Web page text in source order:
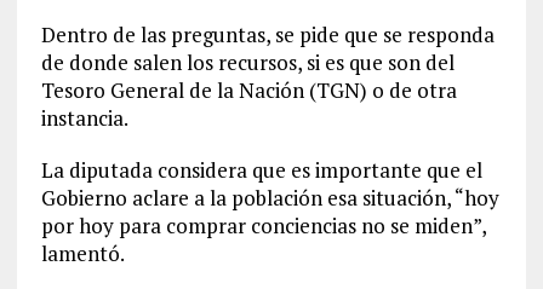
Dentro de las preguntas, se pide que se responda
de donde salen los recursos, si es que son del
Tesoro General de la Nación (TGN) o de otra
instancia.
La diputada considera que es importante que el
Gobierno aclare a la población esa situación, “hoy
por hoy para comprar conciencias no se miden”,
lamentó.